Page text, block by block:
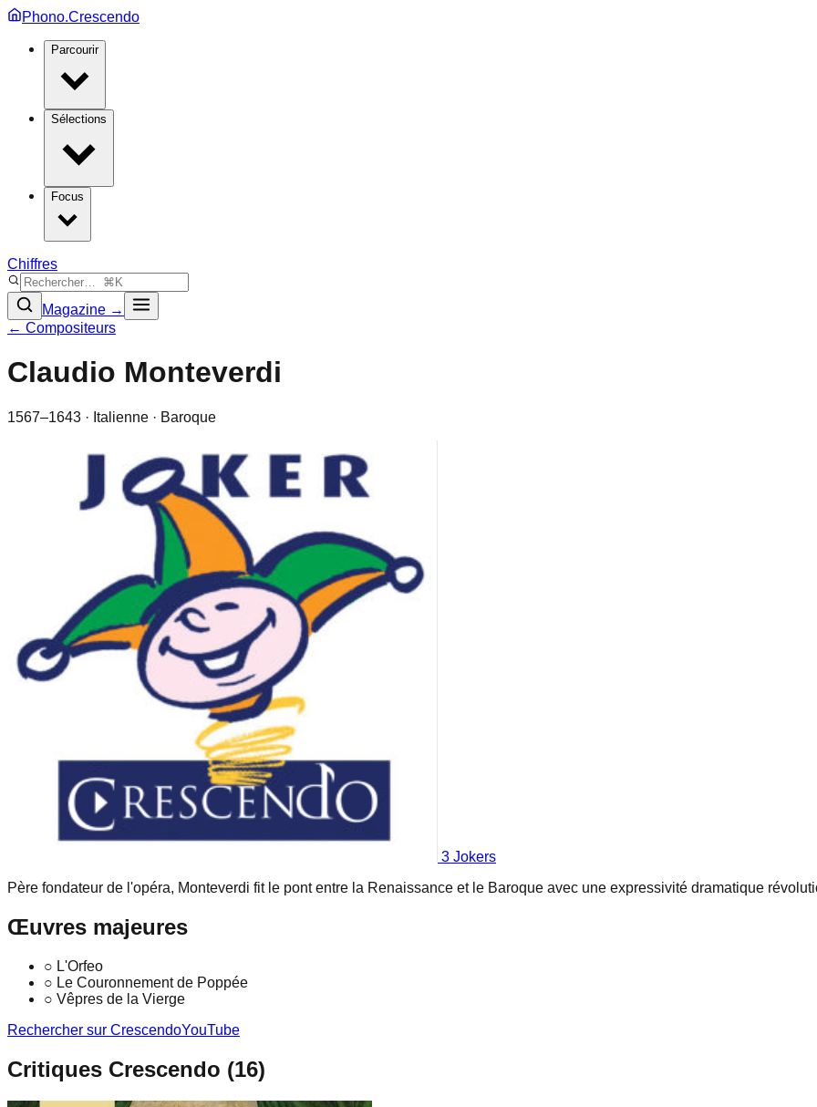
Phono.Crescendo
Parcourir
Sélections
Focus
Chiffres
Magazine →
← Compositeurs
Claudio Monteverdi
1567–1643 · Italienne · Baroque
3 Jokers
Père fondateur de l'opéra, Monteverdi fit le pont entre la Renaissance et le Baroque avec une expressivité dramatique
Œuvres majeures
○ L'Orfeo
○ Le Couronnement de Poppée
○ Vêpres de la Vierge
Rechercher sur CrescendoYouTube
Critiques Crescendo (16)